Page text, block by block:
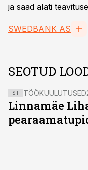
ja saad alati
SWEDBANK AS
SEOTUD
ST TÖÖKUULUTUSED
Linnamäe